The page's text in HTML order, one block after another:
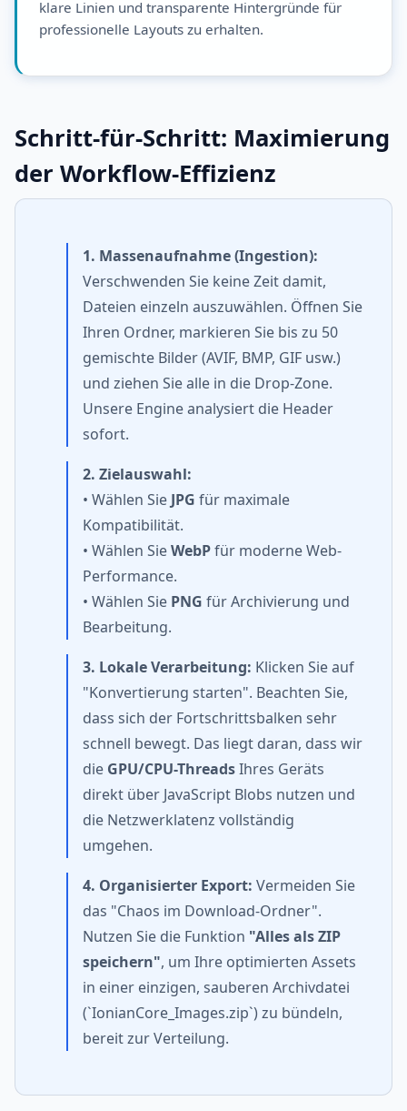
klare Linien und transparente Hintergründe für
professionelle Layouts zu erhalten.
Schritt-für-Schritt: Maximierung
der Workflow-Effizienz
1. Massenaufnahme (Ingestion):
Verschwenden Sie keine Zeit damit,
Dateien einzeln auszuwählen. Öffnen Sie
Ihren Ordner, markieren Sie bis zu 50
gemischte Bilder (AVIF, BMP, GIF usw.)
und ziehen Sie alle in die Drop-Zone.
Unsere Engine analysiert die Header
sofort.
2. Zielauswahl:
• Wählen Sie JPG für maximale
Kompatibilität.
• Wählen SieWebPfür moderne Web-
Performance.
• Wählen Sie PNG für Archivierung und
Bearbeitung.
3. Lokale Verarbeitung: Klicken Sie auf
"Konvertierung starten". Beachten Sie,
dass sich der Fortschrittsbalken sehr
schnell bewegt. Das liegt daran, dass wir
die GPU/CPU-ThreadsIhres Geräts
direkt über JavaScript Blobs nutzen und
die Netzwerklatenz vollständig
umgehen.
4. Organisierter Export: Vermeiden Sie
das "Chaos im Download-Ordner".
Nutzen Sie die Funktion "Alles als ZIP
speichern", um Ihre optimierten Assets
in einer einzigen, sauberen Archivdatei
(`IonianCore_Images.zip`) zu bündeln,
bereit zur Verteilung.